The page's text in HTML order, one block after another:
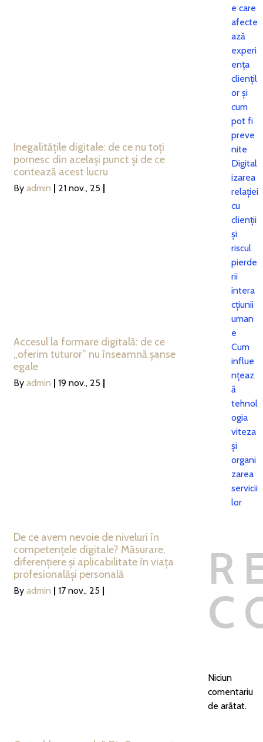
Inegalitățile digitale: de ce nu toți
pornesc din același punct și de ce
contează acest lucru
By admin | 21 nov., 25 |
Accesul la formare digitală: de ce
„oferim tuturor” nu înseamnă șanse
egale
By admin 19 nov., 25
De ce avem nevoie de niveluri în
competențele digitale? Măsurare,
diferențiere și aplicabilitate în viața
profesionalăși personală
By admin 17 nov., 25
e care
afecte
ază
experi
ența
cliențil
or și
cum
pot fi
preve
nite
Digital
izarea
relației
cu
clienții
și
riscul
pierde
rii
intera
cțiunii
uman
e
Cum
influe
nțeaz
ă
tehnol
ogia
viteza
și
organi
zarea
servicii
lor
Niciun
comentariu
de arătat.